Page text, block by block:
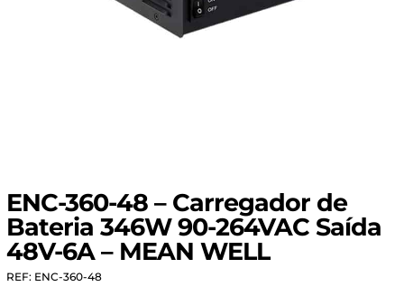
ENC-360-48 – Carregador de
Bateria 346W 90-264VAC Saída
48V-6A – MEAN WELL
REF: ENC-360-48